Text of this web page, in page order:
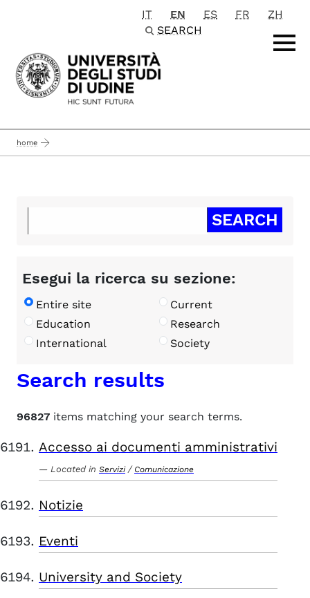
Passa al contenuto principale
IT EN ES FR
ZH
SEARCH
home
Esegui la ricerca su sezione:
Entire site
Current
Education
Research
International
Society
Search results
96827 items matching your search terms.
Accesso ai documenti amministrativi
Located in Servizi / Comunicazione
Notizie
Eventi
University and Society